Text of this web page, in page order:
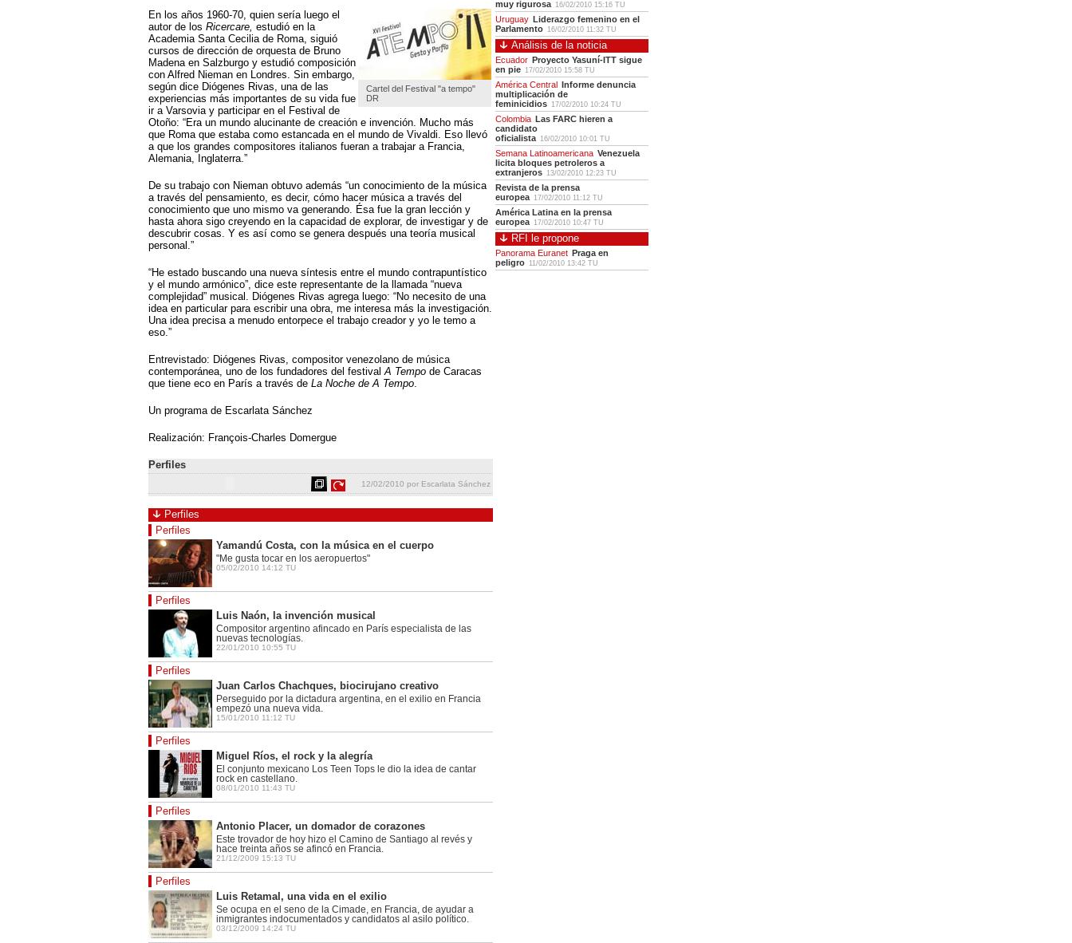
Cartel del Festival "a tempo"
DR
En los años 1960-70, quien sería luego el
autor de los Ricercare, estudió en la
Academia Santa Cecilia de Roma, siguió
cursos de dirección de orquesta de Bruno
Madena en Salzburgo y estudió composición
con Alfred Nieman en Londres. Sin embargo,
según dice Diógenes Rivas, una de las
experiencias más importantes de su vida fue
ir a Varsovia y participar en el Festival de
Otoño: “Era un mundo alucinante de creación e invención. Mucho más
que Roma que estaba como estancada en el mundo de Vivaldi. Eso llevó
a que los grandes compositores italianos fueran a trabajar a Francia,
Alemania, Inglaterra.”
De su trabajo con Nieman obtuvo además “un conocimiento de la música
a través del pensamiento, es decir, cómo hacer música a través del
conocimiento que uno mismo va generando. Ésa fue la gran lección y
hasta ahora sigo creyendo en la capacidad de explorar, de investigar y de
descubrir cosas. Y es así como se genera después una teoría musical
personal.”
“He estado buscando una nueva síntesis entre el mundo contrapuntístico
y el mundo armónico”, dice este representante de la llamada “nueva
complejidad” musical. Diógenes Rivas agrega luego: “No necesito de una
idea en particular para escribir una obra, me interesa más la investigación.
Una idea precisa a menudo entorpece el trabajo creador y yo le temo a
eso.”
Entrevistado: Diógenes Rivas, compositor venezolano de música
contemporánea, uno de los fundadores del festivalA Tempo de Caracas
que tiene eco en París a través de La Noche de A Tempo.
Un programa de Escarlata Sánchez
Realización: François-Charles Domergue
Perfiles
12/02/2010 por Escarlata Sánchez
Perfiles
Perfiles
Yamandú Costa, con la música en el cuerpo
"Me gusta tocar en los aeropuertos"
05/02/2010 14:12 TU
Perfiles
Luis Naón, la invención musical
Compositor argentino afincado en París especialista de las
nuevas tecnologías.
22/01/2010 10:55 TU
Perfiles
Juan Carlos Chachques, biocirujano creativo
Perseguido por la dictadura argentina, en el exilio en Francia
empezó una nueva vida.
15/01/2010 11:12 TU
Perfiles
Miguel Ríos, el rock y la alegría
El conjunto mexicano Los Teen Tops le dio la idea de cantar
rock en castellano.
08/01/2010 11:43 TU
Perfiles
Antonio Placer, un domador de corazones
Este trovador de hoy hizo el Camino de Santiago al revés y
hace treinta años se afincó en Francia.
21/12/2009 15:13 TU
Perfiles
Luis Retamal, una vida en el exilio
Se ocupa en el seno de la Cimade, en Francia, de ayudar a
inmigrantes indocumentados y candidatos al asilo político.
03/12/2009 14:24 TU
muy rigurosa 16/02/2010 15:16 TU
Uruguay Liderazgo femenino en el
Parlamento 16/02/2010 11:32 TU
Análisis de la noticia
Ecuador Proyecto Yasuní-ITT sigue
en pie 17/02/2010 15:58 TU
América Central Informe denuncia
multiplicación de
feminicidios 17/02/2010 10:24 TU
Colombia Las FARC hieren a
candidato
oficialista 16/02/2010 10:01 TU
Semana Latinoamericana Venezuela
licita bloques petroleros a
extranjeros 13/02/2010 12:23 TU
Revista de la prensa
europea 17/02/2010 11:12 TU
América Latina en la prensa
europea 17/02/2010 10:47 TU
RFI le propone
Panorama Euranet Praga en
peligro 11/02/2010 13:42 TU